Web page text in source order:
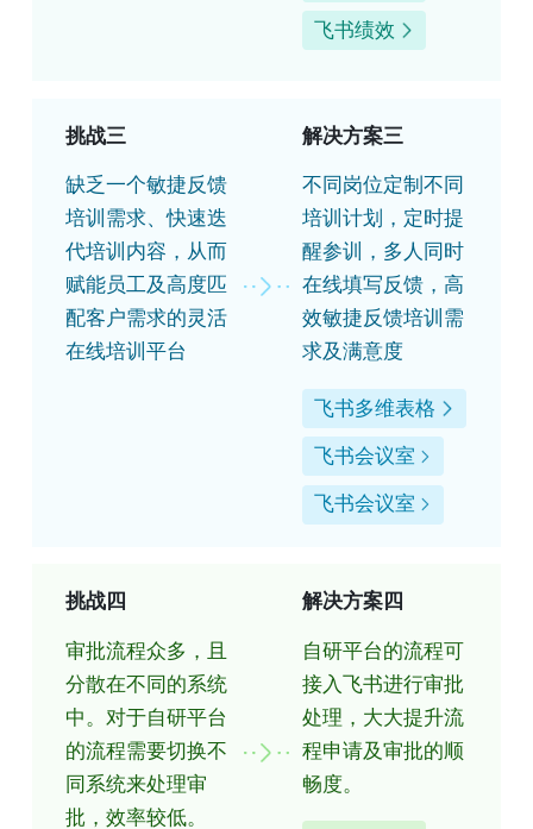
飞书绩效
挑战三
缺乏一个敏捷反馈
培训需求、快速迭
代培训内容，从而
赋能员工及高度匹
配客户需求的灵活
在线培训平台
解决方案三
不同岗位定制不同
培训计划，定时提
醒参训，多人同时
在线填写反馈，高
效敏捷反馈培训需
求及满意度
飞书多维表格
飞书会议室
飞书会议室
挑战四
审批流程众多，且
分散在不同的系统
中。对于自研平台
的流程需要切换不
同系统来处理审
批，效率较低。
解决方案四
自研平台的流程可
接入飞书进行审批
处理，大大提升流
程申请及审批的顺
畅度。